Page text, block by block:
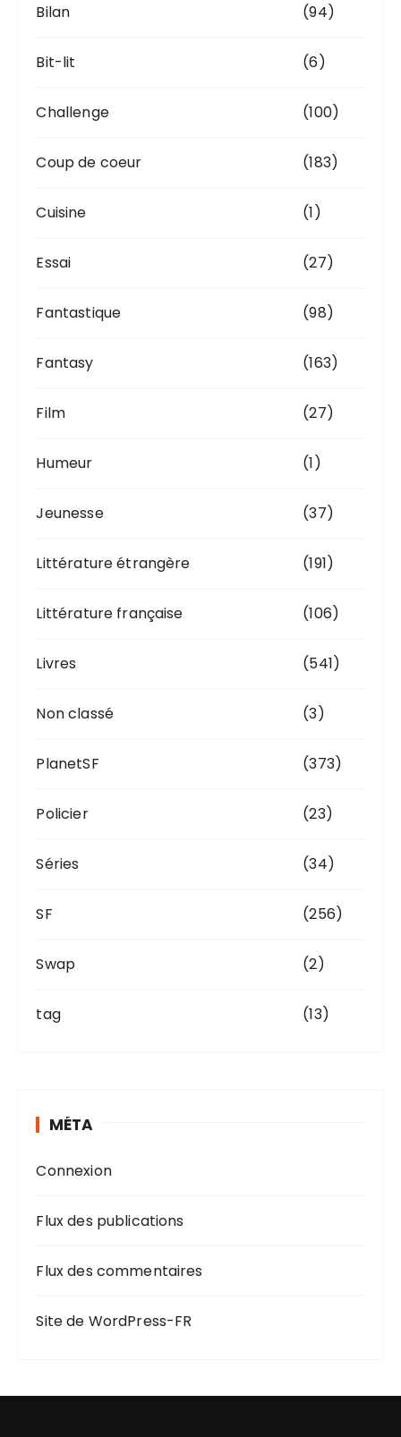
Bilan (94)
Bit-lit (6)
Challenge (100)
Coup de coeur (183)
Cuisine (1)
Essai (27)
Fantastique (98)
Fantasy (163)
Film (27)
Humeur (1)
Jeunesse (37)
Littérature étrangère (191)
Littérature française (106)
Livres (541)
Non classé (3)
PlanetSF (373)
Policier (23)
Séries (34)
SF (256)
Swap (2)
tag (13)
MÉTA
Connexion
Flux des publications
Flux des commentaires
Site de WordPress-FR